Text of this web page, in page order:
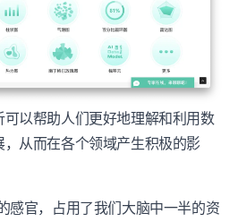
以帮助人们更好地理解和利用数
从而在各个领域产生积极的影
感官，占用了我们大脑中一半的资